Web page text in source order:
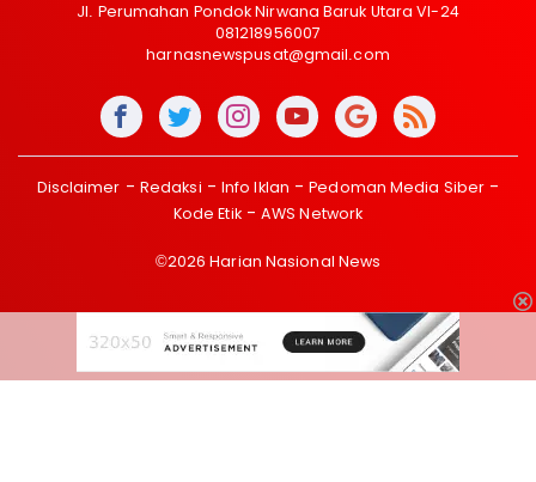
Jl. Perumahan Pondok Nirwana Baruk Utara VI-24
081218956007
harnasnewspusat@gmail.com
Disclaimer Redaksi Info Iklan
Pedoman Media Siber
Kode Etik
AWS Network
©2026 Harian Nasional News